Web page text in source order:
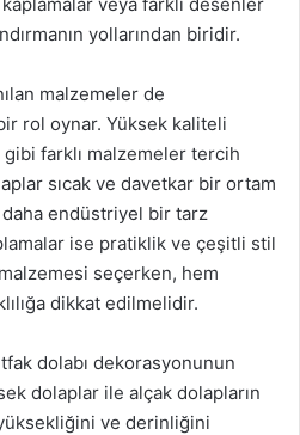
yollarından biridir.
malzemeler de
rol oynar. Yüksek kaliteli
farklı malzemeler tercih
sıcak ve davetkar bir ortam
endüstriyel bir tarz
ise pratiklik ve çeşitli stil
seçerken, hem
dikkat edilmelidir.
dolabı dekorasyonunun
dolaplar ile alçak dolapların
ve derinliğini